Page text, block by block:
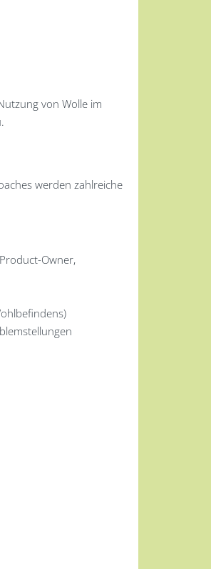
von Wolle im
werden zahlreiche
Owner,